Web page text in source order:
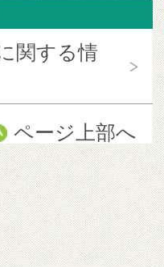
関する情
ページ上部へ